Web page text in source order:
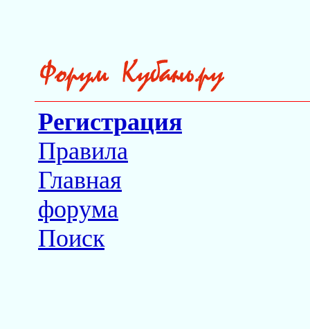
Регистрация
Правила
Главная
форума
Поиск